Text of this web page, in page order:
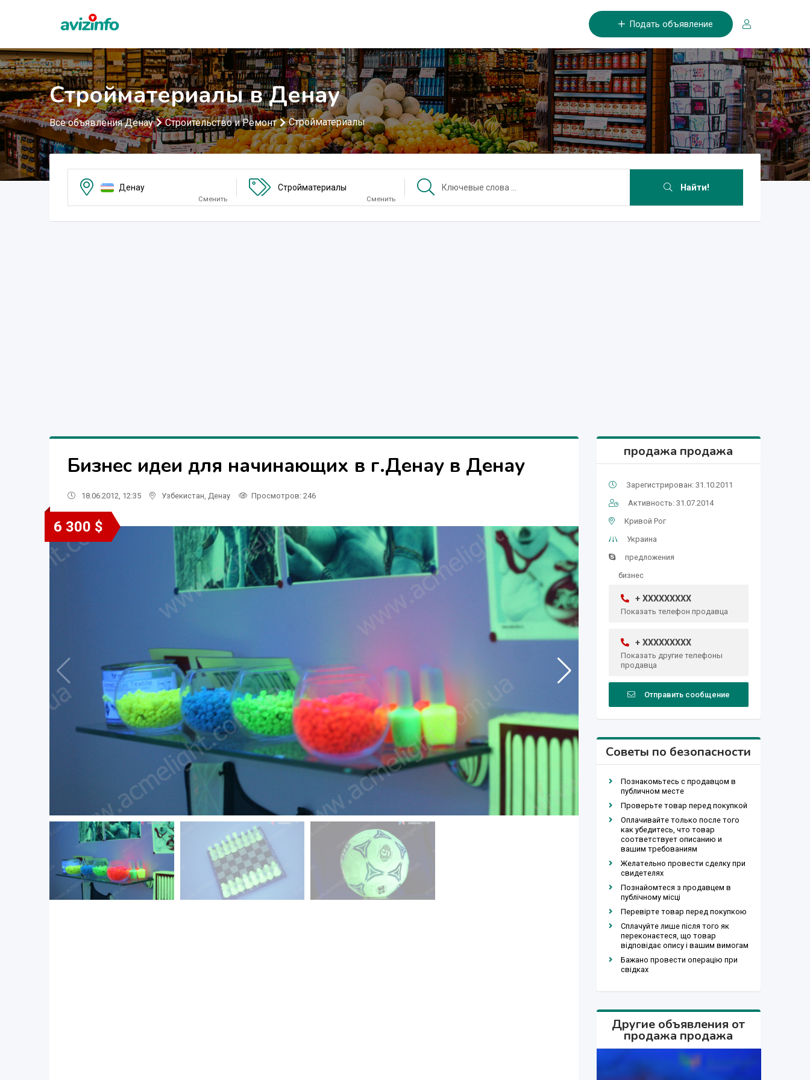
Подать объявление
Стройматериалы в Денау
Все объявления Денау Строительство и Ремонт Стройматериалы
Денау
Сменить
Стройматериалы
Сменить
Найти!
Бизнес идеи для начинающих в г.Денау в Денау
18.06.2012, 12:35 Узбекистан Денау Просмотров: 246
6 300 $
продажа продажа
Зарегистрирован: 31.10.2011
Активность: 31.07.2014
Кривой Рог
Украина
предложения
бизнес
+ XXXXXXXXX
Показать телефон продавца
+ XXXXXXXXX
Показать другие телефоны
продавца
Отправить сообщение
Советы по безопасности
Познакомьтесь с продавцом в
публичном месте
Проверьте товар перед покупкой
Оплачивайте только после того
как убедитесь, что товар
соответствует описанию и
вашим требованиям
Желательно провести сделку при
свидетелях
Познайомтеся з продавцем в
публічному місці
Перевірте товар перед покупкою
Сплачуйте лише після того як
переконаєтеся, що товар
відповідає опису і вашим вимогам
Бажано провести операцію при
свідках
Другие объявления от
продажа продажа